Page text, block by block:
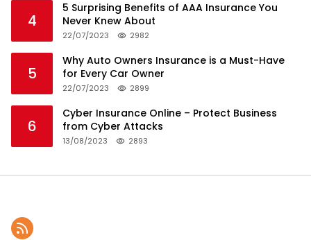
4
5 Surprising Benefits of AAA Insurance You
Never Knew About
22/07/2023 2982
5
Why Auto Owners Insurance is a Must-Have
for Every Car Owner
22/07/2023 2899
6
Cyber Insurance Online – Protect Business
from Cyber Attacks
13/08/2023 2893